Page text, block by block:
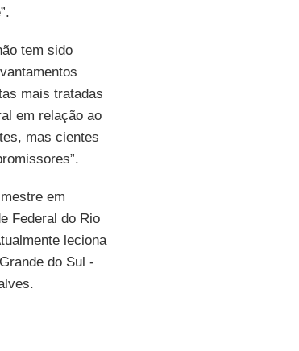
tem sido
mais tratadas
em relação ao
mas cientes
em
Federal do Rio
leciona
do Sul -